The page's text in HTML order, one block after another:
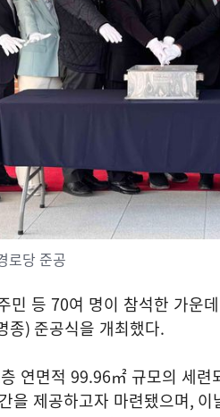
로당 준공
민 등 70여 명이 참석한 가운
종) 준공식을 개최했다.
층 연면적 99.96㎡ 규모의 세련
을 제공하고자 마련됐으며, 이